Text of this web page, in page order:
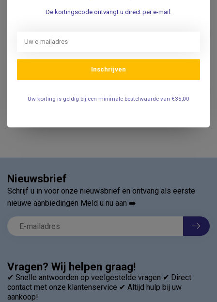
Scharenset - Medical Minds
Vragen? Wij helpen graag!
✔ Snelle antwoorden op veelgestelde vragen ✔ Direct
contact met onze klantenservice ✔ Altijd hulp bij uw
aankoop!
Nieuwsbrief
Schrijf u in voor onze nieuwsbrief en ontvang als eerste
nieuwe aanbiedingen Meld u nu aan ➡️
De kortingscode ontvangt u direct per e-mail.
Inschrijven
Uw korting is geldig bij een minimale bestelwaarde van €35,00